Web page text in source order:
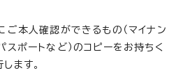
ご本人確認ができるもの（マイナン
スポートなど）のコピーをお持ちく
ます。